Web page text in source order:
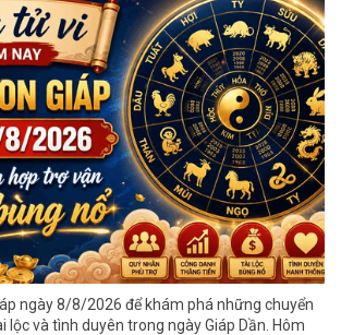
ngày 8/8/2026 để khám phá những chuyển
lộc và tình duyên trong ngày Giáp Dần. Hôm